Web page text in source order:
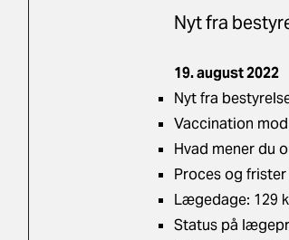
Nyt fra
19. august 2022
Nyt fra
Vaccination
Hvad mener du
Proces og
Lægedage: 129
Status på